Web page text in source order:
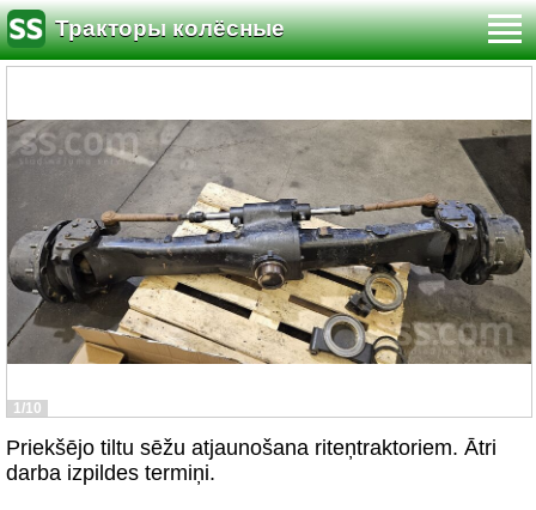
Тракторы колёсные
1/10
Priekšējo tiltu sēžu atjaunošana riteņtraktoriem. Ātri
darba izpildes termiņi.